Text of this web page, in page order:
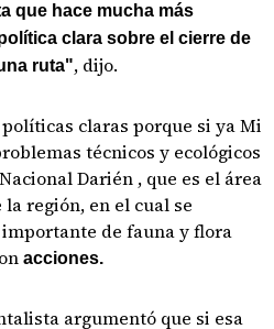
que hace mucha más
clara sobre el cierre de
ruta", dijo.
claras porque si ya Mi
técnicos y ecológicos
Darién , que es el área
región, en el cual se
de fauna y flora
acciones.
argumentó que si esa